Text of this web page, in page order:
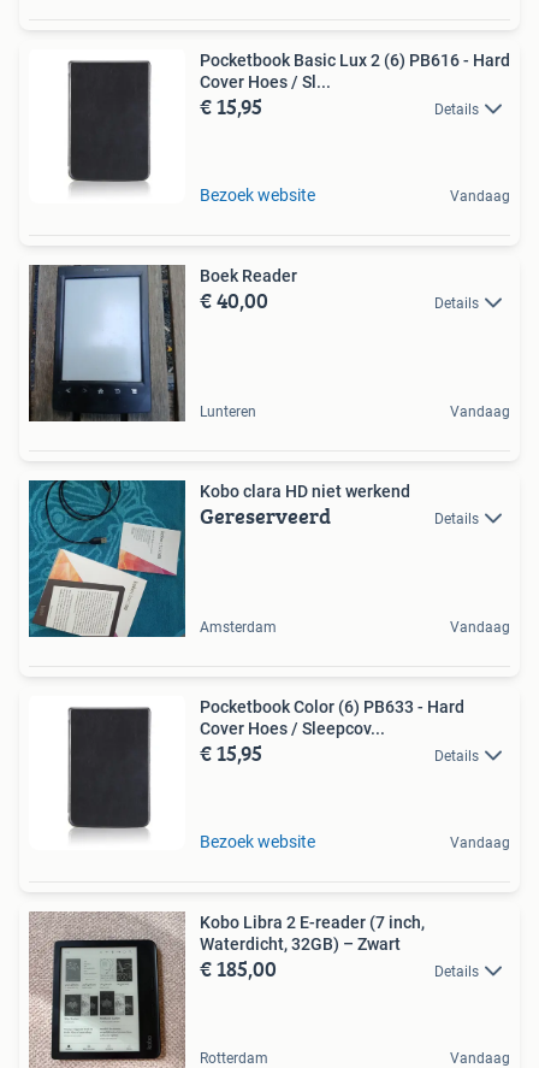
Pocketbook Basic Lux 2 (6) PB616 - Hard
Cover Hoes / Sl...
€ 15,95 Details
Bezoek website Vandaag
Boek Reader
€ 40,00 Details
Lunteren Vandaag
Kobo clara HD niet werkend
Gereserveerd Details
Amsterdam Vandaag
Pocketbook Color (6) PB633 - Hard
Cover Hoes / Sleepcov...
€ 15,95 Details
Bezoek website Vandaag
Kobo Libra 2 E-reader (7 inch,
Waterdicht, 32GB) – Zwart
€ 185,00 Details
Rotterdam Vandaag